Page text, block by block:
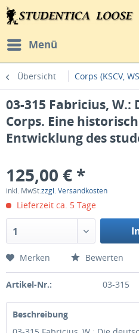
Menü
Übersicht Corps (KSCV,
03-315 Fabricius, W.:
Corps. Eine
Entwicklung des
125,00 € *
inkl. MwSt.zzgl. Versandkosten
Lieferzeit ca. 5 Tage
1
Merken Bewerten
Artikel-Nr.: 03-315
Beschreibung